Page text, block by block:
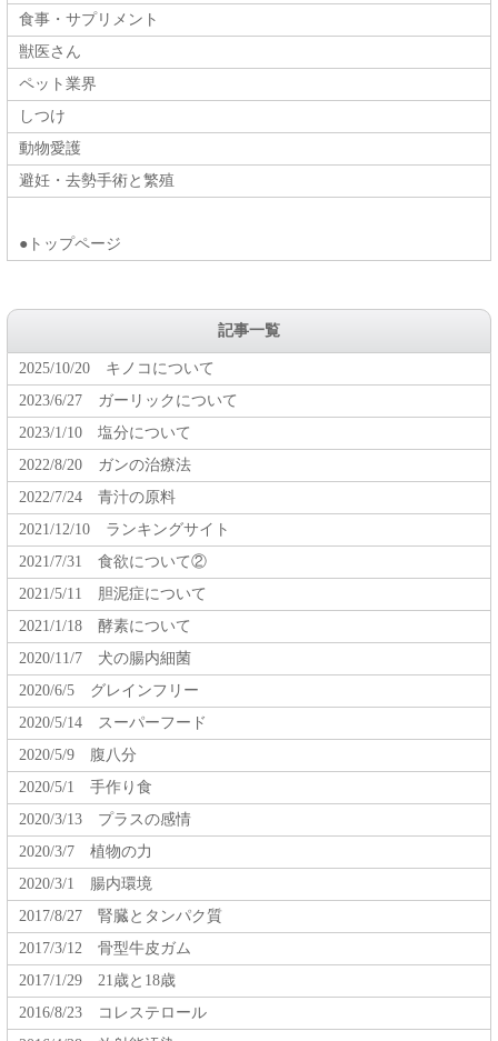
食事・サプリメント
獣医さん
ペット業界
しつけ
動物愛護
避妊・去勢手術と繁殖
●トップページ
記事一覧
2025/10/20 キノコについて
2023/6/27 ガーリックについて
2023/1/10 塩分について
2022/8/20 ガンの治療法
2022/7/24 青汁の原料
2021/12/10 ランキングサイト
2021/7/31 食欲について②
2021/5/11 胆泥症について
2021/1/18 酵素について
2020/11/7 犬の腸内細菌
2020/6/5 グレインフリー
2020/5/14 スーパーフード
2020/5/9 腹八分
2020/5/1 手作り食
2020/3/13 プラスの感情
2020/3/7 植物の力
2020/3/1 腸内環境
2017/8/27 腎臓とタンパク質
2017/3/12 骨型牛皮ガム
2017/1/29 21歳と18歳
2016/8/23 コレステロール